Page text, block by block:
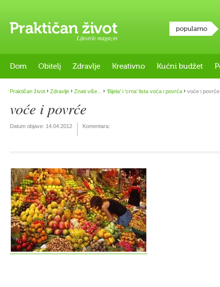
Lifestyle magazin
popularno
Dom Obitelj Zdravlje Kreativno Kućni budžet
Praktičan život › Zdravlje › Znati više... › ‘Bijela’ i ‘crna’ lista voća i povrća › voće i povrće
voće i povrće
Datum objave: 14.04.2012 Komentara: